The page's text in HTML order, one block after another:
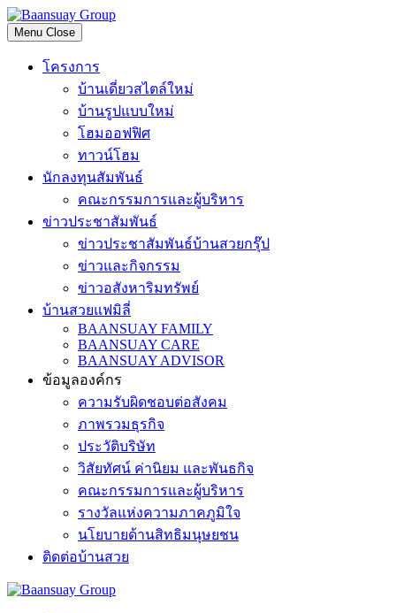
Skip
to
content
Menu Close
โครงการ
บ้านเดี่ยวสไตล์ใหม่
บ้านรูปแบบใหม่
โฮมออฟฟิศ
ทาวน์โฮม
นักลงทุนสัมพันธ์
คณะกรรมการและผู้บริหาร
ข่าวประชาสัมพันธ์
ข่าวประชาสัมพันธ์บ้านสวยกรุ๊ป
ข่าวและกิจกรรม
ข่าวอสังหาริมทรัพย์
บ้านสวยแฟมิลี่
BAANSUAY FAMILY
BAANSUAY CARE
BAANSUAY ADVISOR
ข้อมูลองค์กร
ความรับผิดชอบต่อสังคม
ภาพรวมธุรกิจ
ประวัติบริษัท
วิสัยทัศน์ ค่านิยม และพันธกิจ
คณะกรรมการและผู้บริหาร
รางวัลแห่งความภาคภูมิใจ
นโยบายด้านสิทธิมนุษยชน
ติดต่อบ้านสวย